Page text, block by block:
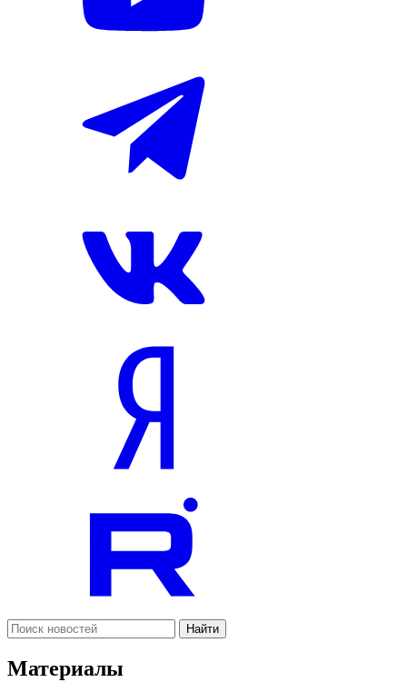
Найти
Материалы